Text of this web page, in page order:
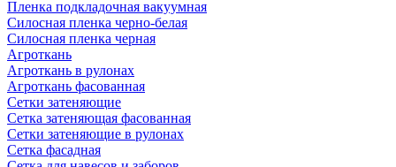
Пленка подкладочная вакуумная
Силосная пленка черно-белая
Силосная пленка черная
Агроткань
Агроткань в рулонах
Агроткань фасованная
Сетки затеняющие
Сетка затеняющая фасованная
Сетки затеняющие в рулонах
Сетка фасадная